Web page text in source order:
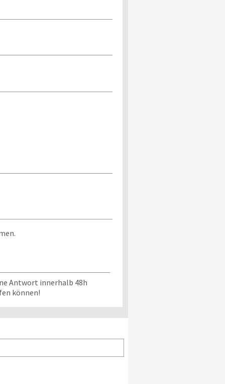
Antwort innerhalb 48h
können!